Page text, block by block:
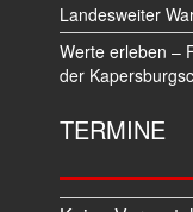
Landesweiter
Werte erleben –
der
TERMINE